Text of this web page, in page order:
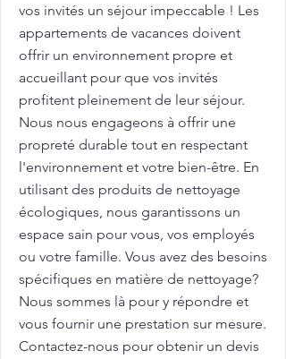
vos invités un séjour impeccable ! Les
appartements de vacances doivent
offrir un environnement propre et
accueillant pour que vos invités
profitent pleinement de leur séjour.
Nous nous engageons à offrir une
propreté durable tout en respectant
l'environnement et votre bien-être. En
utilisant des produits de nettoyage
écologiques, nous garantissons un
espace sain pour vous, vos employés
ou votre famille. Vous avez des besoins
spécifiques en matière de nettoyage?
Nous sommes là pour y répondre et
vous fournir une prestation sur mesure.
Contactez-nous pour obtenir un devis